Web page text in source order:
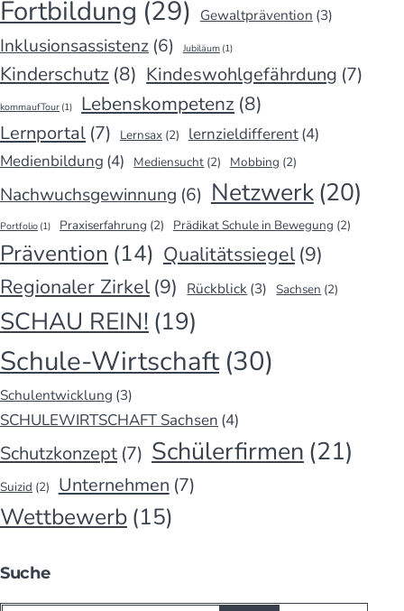
Fortbildung (29) Gewaltprävention (3)
Inklusionsassistenz (6) Jubiläum (1)
Kinderschutz (8) Kindeswohlgefährdung (7)
kommaufTour (1) Lebenskompetenz (8)
Lernportal (7) Lernsax (2) lernzieldifferent(4)
Medienbildung (4) Mediensucht (2) Mobbing (2)
Nachwuchsgewinnung (6) Netzwerk(20)
Portfolio (1) Praxiserfahrung (2) Prädikat Schule in Bewegung (2)
Prävention (14) Qualitätssiegel (9)
Regionaler Zirkel (9) Rückblick (3) Sachsen (2)
SCHAU REIN! (19)
Schule-Wirtschaft (30)
Schulentwicklung (3)
SCHULEWIRTSCHAFT Sachsen (4)
Schutzkonzept (7) Schülerfirmen (21)
Suizid (2) Unternehmen (7)
Wettbewerb (15)
Suche